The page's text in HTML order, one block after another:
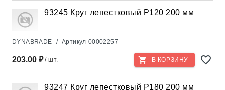
93245 Круг лепестковый Р120 200 мм
DYNABRADE / Артикул 00002257
203.00 ₽/ шт. В КОРЗИНУ
93247 Круг лепестковый Р180 200 мм